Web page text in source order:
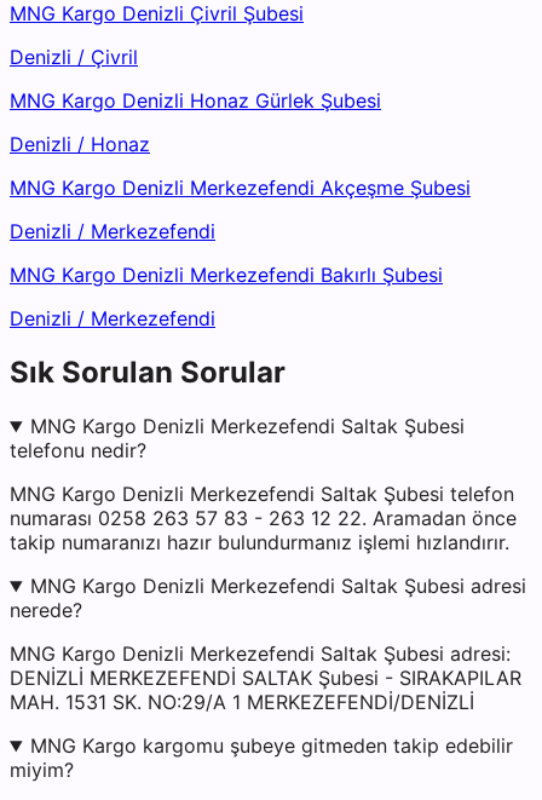
MNG Kargo Denizli Çivril Şubesi
Denizli / Çivril
MNG Kargo Denizli Honaz Gürlek Şubesi
Denizli / Honaz
MNG Kargo Denizli Merkezefendi Akçeşme Şubesi
Denizli / Merkezefendi
MNG Kargo Denizli Merkezefendi Bakırlı Şubesi
Denizli / Merkezefendi
Sık Sorulan Sorular
MNG Kargo Denizli Merkezefendi Saltak Şubesi
telefonu nedir?
MNG Kargo Denizli Merkezefendi Saltak Şubesi telefon
numarası 0258 263 57 83 - 263 12 22. Aramadan önce
takip numaranızı hazır bulundurmanız işlemi hızlandırır.
MNG Kargo Denizli Merkezefendi Saltak Şubesi adresi
nerede?
MNG Kargo Denizli Merkezefendi Saltak Şubesi adresi:
DENİZLİ MERKEZEFENDİ SALTAK Şubesi - SIRAKAPILAR
MAH. 1531 SK. NO:29/A 1 MERKEZEFENDİ/DENİZLİ
MNG Kargo kargomu şubeye gitmeden takip edebilir
miyim?